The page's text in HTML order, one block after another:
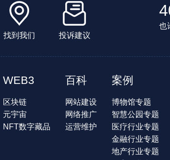
找到我们 投诉建议
也
WEB3
区块链
元宇宙
NFT数字藏品
百科
网站建设
网络推广
运营维护
案例
博物馆专题
智慧公园专题
医疗行业专题
金融行业专题
地产行业专题